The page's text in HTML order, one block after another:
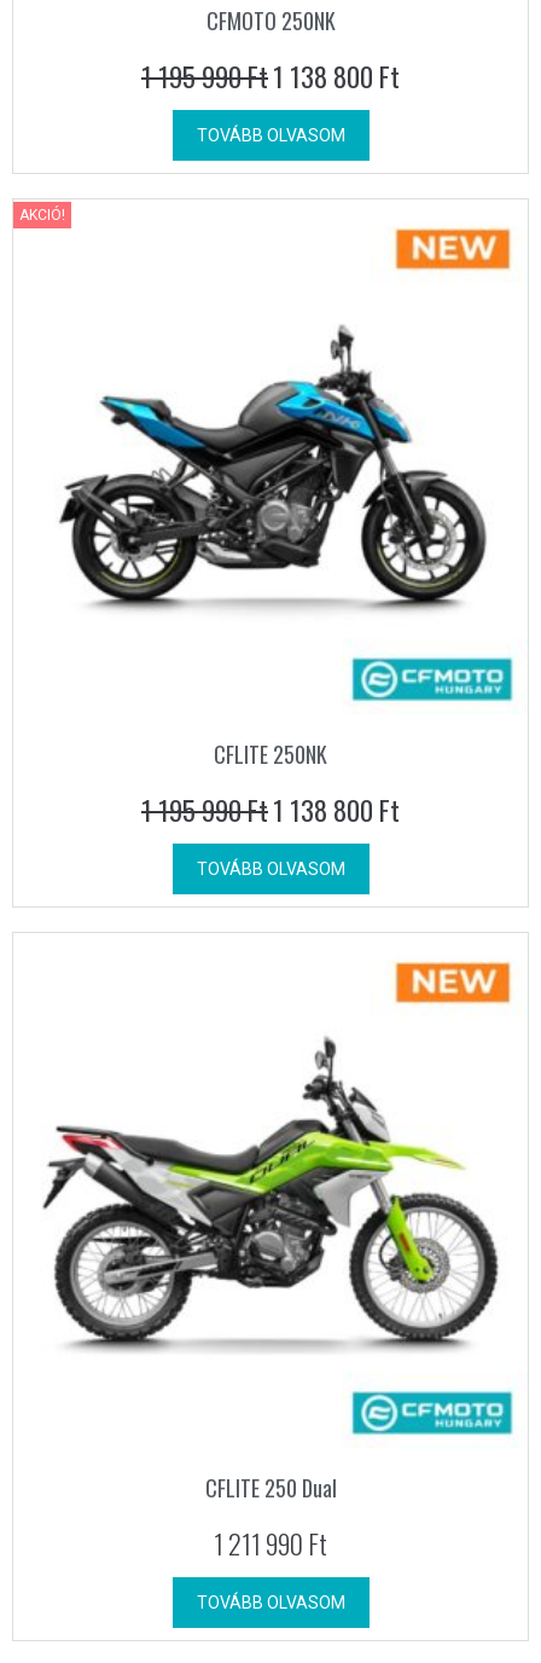
CFMOTO 250NK
1 195 990Ft1 138 800 Ft
TOVÁBB OLVASOM
AKCIÓ!
CFLITE 250NK
1 195 990Ft1 138 800 Ft
TOVÁBB OLVASOM
CFLITE 250 Dual
1 211 990 Ft
TOVÁBB OLVASOM